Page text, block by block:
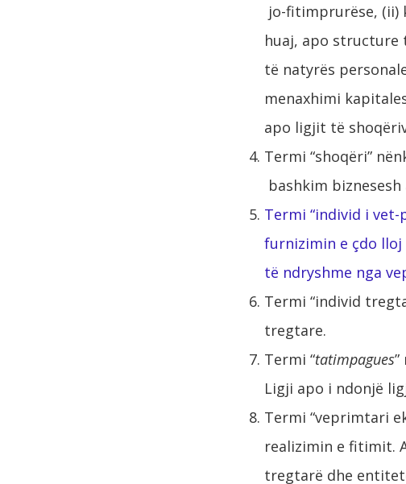
jo-fitimprurëse, (ii)
huaj, apo
të natyrës
menaxhimi
apo ligjit të
Termi “shoqëri”
bashkim
Termi “individ i
furnizimin e çdo
të ndryshme nga
Termi “individ
tregtare.
Termi “tatimpagues
Ligji apo i ndonjë
Termi “veprimtari
realizimin e fitimit.
tregtarë dhe